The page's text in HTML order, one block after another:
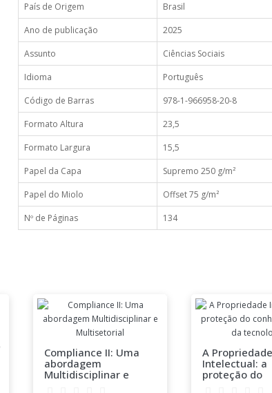
País de Origem
Brasil
Ano de publicação
2025
Assunto
Ciências Sociais
Idioma
Português
Código de Barras
978-1-966958-20-8
Formato Altura
23,5
Formato Largura
15,5
Papel da Capa
Supremo 250 g/m²
Papel do Miolo
Offset 75 g/m²
Nº de Páginas
134
Compliance II: Uma
abordagem
Multidisciplinar e
A Propriedade
Intelectual: a
proteção do